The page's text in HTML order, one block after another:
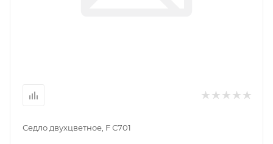
Седло двухцветное, F С701